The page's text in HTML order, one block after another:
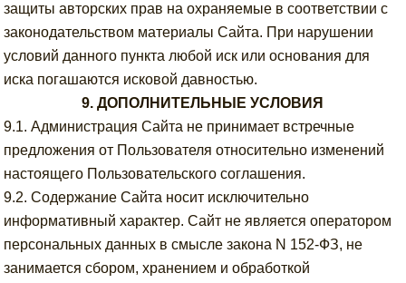
защиты авторских прав на охраняемые в соответствии с
законодательством материалы Сайта. При нарушении
условий данного пункта любой иск или основания для
иска погашаются исковой давностью.
9. ДОПОЛНИТЕЛЬНЫЕ УСЛОВИЯ
9.1. Администрация Сайта не принимает встречные
предложения от Пользователя относительно изменений
настоящего Пользовательского соглашения.
9.2. Содержание Сайта носит исключительно
информативный характер. Сайт не является оператором
персональных данных в смысле закона N 152-ФЗ, не
занимается сбором, хранением и обработкой